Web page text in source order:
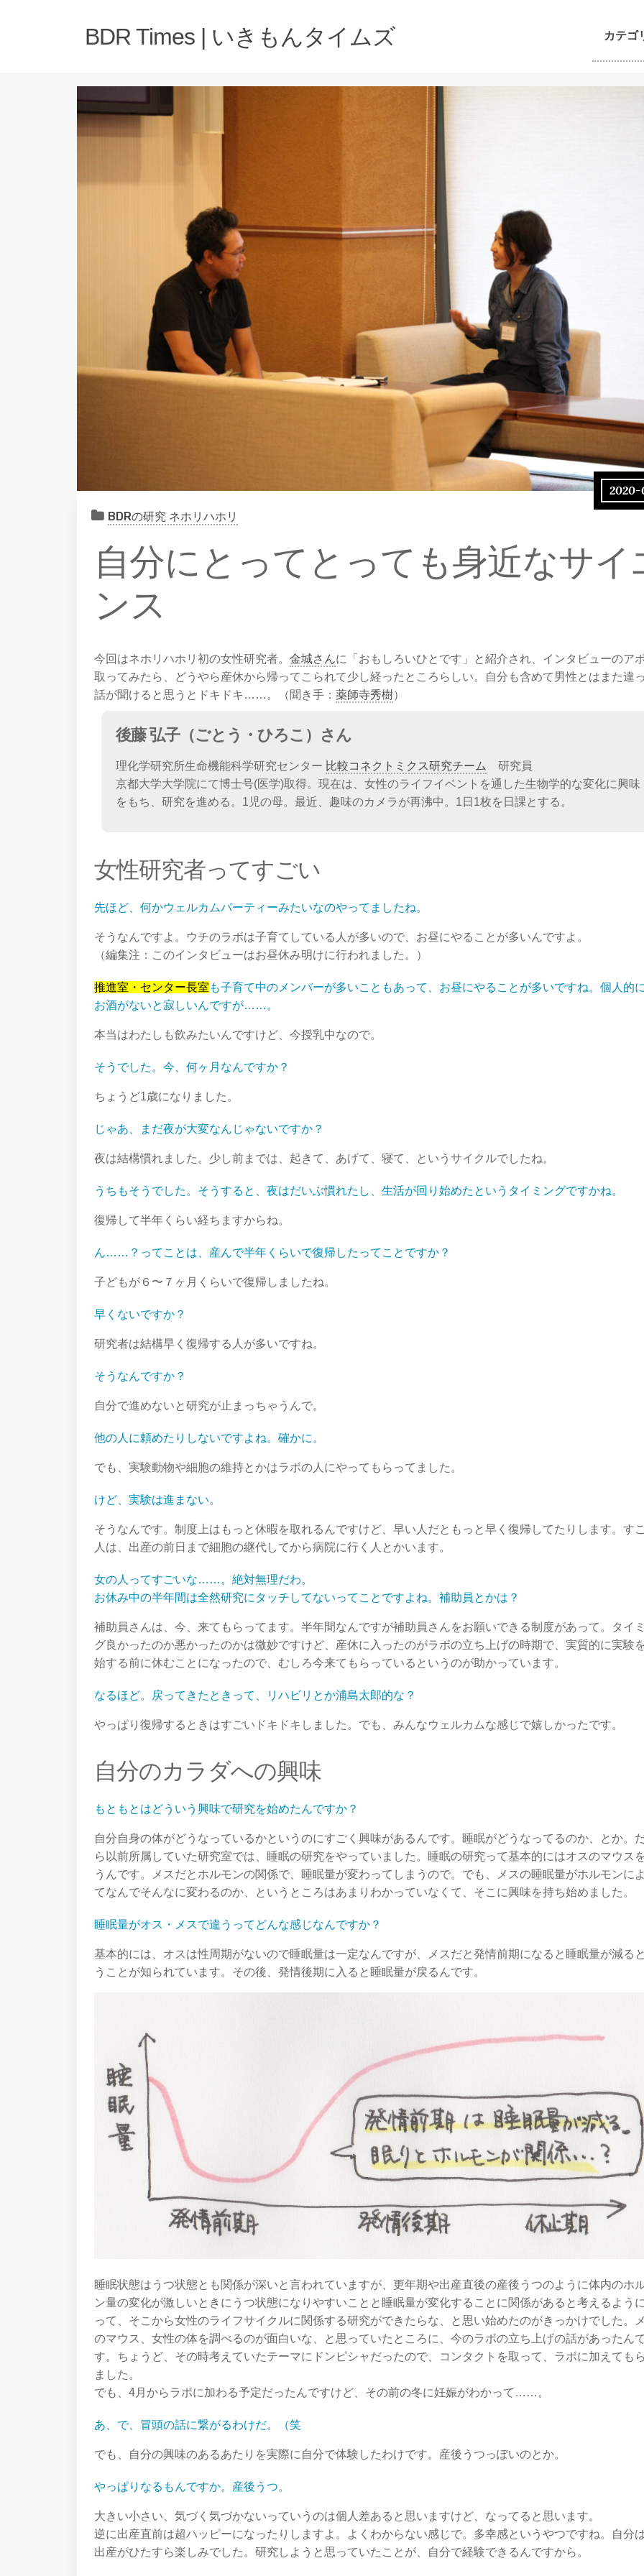
BDR Times | いきもんタイムズ カテゴ
2020-
自分にとってとっても身近なサイ
ンス
今回はネホリハホリ初の女性研究者。 金城さんに「おもしろいひとです」と紹介され、インタビューのア
取ってみたら、どうやら産休から帰ってこられて少し経ったところらしい。自分も含めて男性とはまた違
話が聞けると思うとドキドキ……。（聞き手： 薬師寺秀樹）
後藤 弘子（ごとう・ひろこ）さん
理化学研究所生命機能科学研究センター 比較コネクトミクス研究チーム
研究員
京都大学大学院にて博士号(医学)取得。現在は、女性のライフイベントを通した生物学的な変化に興味
をもち、研究を進める。1児の母。最近、趣味のカメラが再沸中。1日1枚を日課とする。
女性研究者ってすごい
先ほど、何かウェルカムパーティーみたいなのやってましたね。
そうなんですよ。ウチのラボは子育てしている人が多いので、お昼にやることが多いんですよ。
（編集注：このインタビューはお昼休み明けに行われました。）
推進室・センター長室 も子育て中のメンバーが多いこともあって、お昼にやることが多いですね。個人的
お酒がないと寂しいんですが……。
本当はわたしも飲みたいんですけど、今授乳中なので。
そうでした。今、何ヶ月なんですか？
ちょうど1歳になりました。
じゃあ、まだ夜が大変なんじゃないですか？
夜は結構慣れました。少し前までは、起きて、あげて、寝て、というサイクルでしたね。
うちもそうでした。そうすると、夜はだいぶ慣れたし、生活が回り始めたというタイミングですかね。
復帰して半年くらい経ちますからね。
ん……？ってことは、産んで半年くらいで復帰したってことですか？
子どもが６〜７ヶ月くらいで復帰しましたね。
早くないですか？
研究者は結構早く復帰する人が多いですね。
そうなんですか？
自分で進めないと研究が止まっちゃうんで。
他の人に頼めたりしないですよね。確かに。
でも、実験動物や細胞の維持とかはラボの人にやってもらってました。
けど、実験は進まない。
そうなんです。制度上はもっと休暇を取れるんですけど、早い人だともっと早く復帰してたりします。す
人は、出産の前日まで細胞の継代してから病院に行く人とかいます。
女の人ってすごいな……。絶対無理だわ。
お休み中の半年間は全然研究にタッチしてないってことですよね。補助員とかは？
補助員さんは、今、来てもらってます。半年間なんですが補助員さんをお願いできる制度があって。タイ
グ良かったのか悪かったのかは微妙ですけど、産休に入ったのがラボの立ち上げの時期で、実質的に実験
始する前に休むことになったので、むしろ今来てもらっているというのが助かっています。
なるほど。戻ってきたときって、リハビリとか浦島太郎的な？
やっぱり復帰するときはすごいドキドキしました。でも、みんなウェルカムな感じで嬉しかったです。
自分のカラダへの興味
もともとはどういう興味で研究を始めたんですか？
自分自身の体がどうなっているかというのにすごく興味があるんです。睡眠がどうなってるのか、とか。
ら以前所属していた研究室では、睡眠の研究をやっていました。睡眠の研究って基本的にはオスのマウス
うんです。メスだとホルモンの関係で、睡眠量が変わってしまうので。でも、メスの睡眠量がホルモンに
てなんでそんなに変わるのか、というところはあまりわかっていなくて、そこに興味を持ち始めました。
睡眠量がオス・メスで違うってどんな感じなんですか？
基本的には、オスは性周期がないので睡眠量は一定なんですが、メスだと発情前期になると睡眠量が減る
うことが知られています。その後、発情後期に入ると睡眠量が戻るんです。
睡眠状態はうつ状態とも関係が深いと言われていますが、更年期や出産直後の産後うつのように体内のホ
ン量の変化が激しいときにうつ状態になりやすいことと睡眠量が変化することに関係があると考えるよう
って、そこから女性のライフサイクルに関係する研究ができたらな、と思い始めたのがきっかけでした。
のマウス、女性の体を調べるのが面白いな、と思っていたところに、今のラボの立ち上げの話があったん
す。ちょうど、その時考えていたテーマにドンピシャだったので、コンタクトを取って、ラボに加えても
ました。
でも、4月からラボに加わる予定だったんですけど、その前の冬に妊娠がわかって……。
あ、で、冒頭の話に繋がるわけだ。（笑
でも、自分の興味のあるあたりを実際に自分で体験したわけです。産後うつっぽいのとか。
やっぱりなるもんですか。産後うつ。
大きい小さい、気づく気づかないっていうのは個人差あると思いますけど、なってると思います。
逆に出産直前は超ハッピーになったりしますよ。よくわからない感じで。多幸感というやつですね。自分
出産がひたすら楽しみでした。研究しようと思っていたことが、自分で経験できるんですから。
BDRの研究 ネホリハホリ